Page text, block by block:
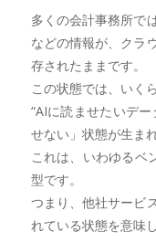
多くの会計事務所で
などの情報が、クラ
存されたままです。
この状態では、いく
“AIに読ませたいデ
せない」状態が生ま
これは、いわゆるベ
型です。
つまり、他社サービ
れている状態を意味し